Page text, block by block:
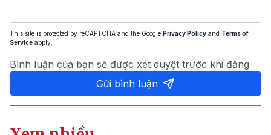
This site is protected by reCAPTCHA and the Google Privacy Policy and Terms of
Service apply.
Bình luận của bạn sẽ được xét duyệt trước khi đăng
Gửi bình luận